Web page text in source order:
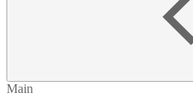
Main